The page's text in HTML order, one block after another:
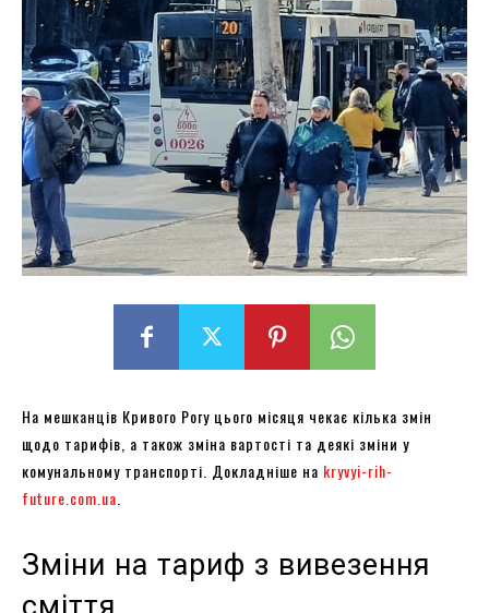
На мешканців Кривого Рогу цього місяця чекає кілька змін
щодо тарифів, а також зміна вартості та деякі зміни у
комунальному транспорті. Докладніше на kryvyi-rih-
future.com.ua
Зміни на тариф з вивезення